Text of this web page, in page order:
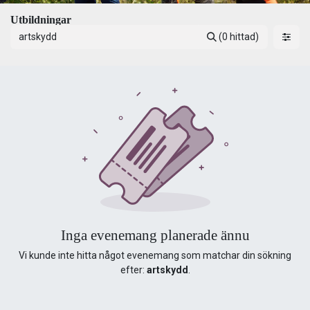
Utbildningar
(0 hittad)
Inga evenemang planerade ännu
Vi kunde inte hitta något evenemang som matchar din sökning
efter: artskydd